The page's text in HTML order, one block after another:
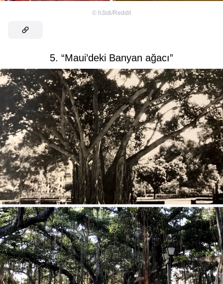
© h3idi/Reddit
5. “Maui’deki Banyan ağacı”